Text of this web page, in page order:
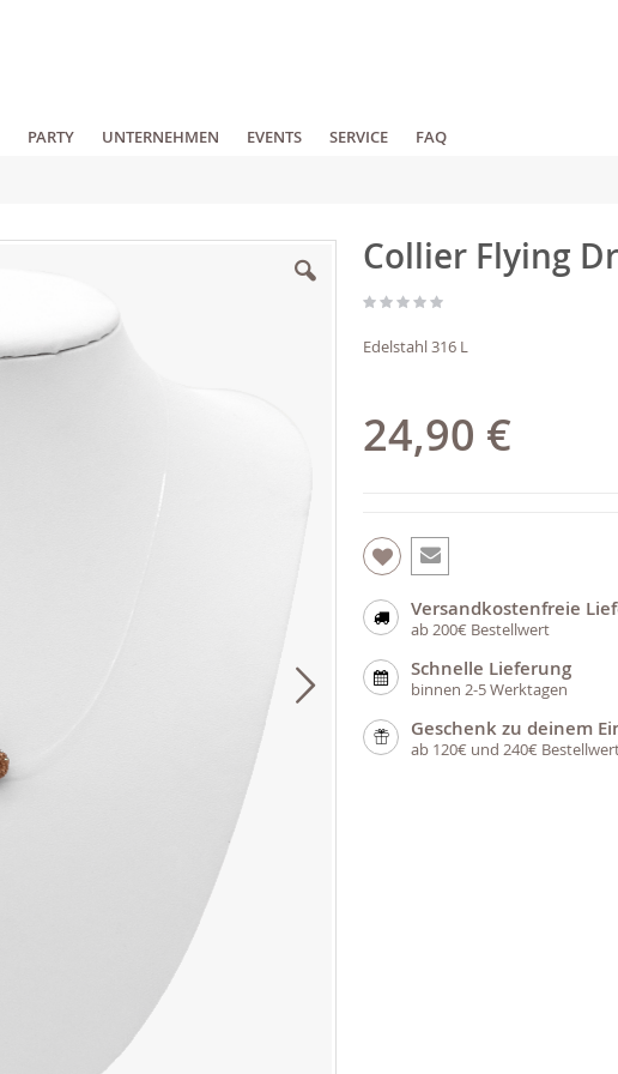
PARTY UNTERNEHMEN EVENTS SERVICE FAQ
Collier Flying
Edelstahl 316 L
24,90 €
Versandkostenfreie
ab 200€ Bestellwert
Schnelle Lieferung
binnen 2-5 Werktagen
Geschenk zu deinem
ab 120€ und 240€